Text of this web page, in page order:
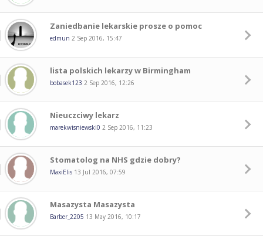
Zaniedbanie lekarskie prosze o pomoc
edmun 2 Sep 2016, 15:47
lista polskich lekarzy w Birmingham
bobasek123 2 Sep 2016, 12:26
Nieuczciwy lekarz
marekwisniewski0 2 Sep 2016, 11:23
Stomatolog na NHS gdzie dobry?
MaxiElis 13 Jul 2016, 07:59
Masazysta Masazysta
Barber_2205 13 May 2016, 10:17